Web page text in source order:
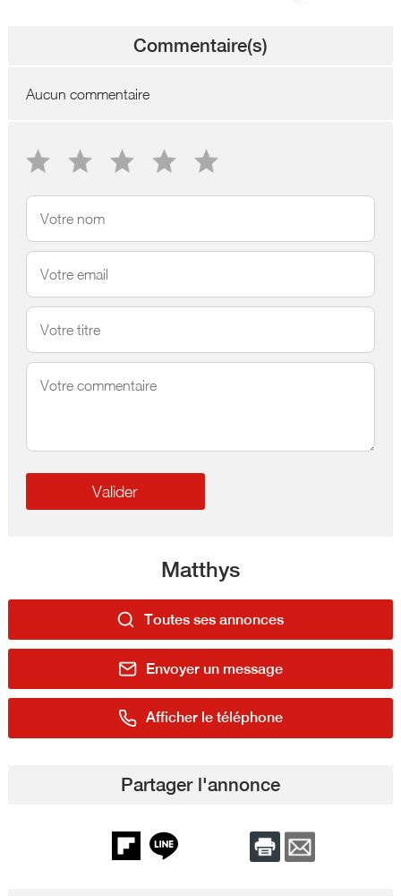
Commentaire(s)
Aucun commentaire
Matthys
Toutes ses annonces
Envoyer un message
Afficher le téléphone
Partager l'annonce